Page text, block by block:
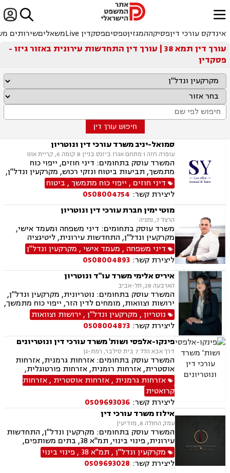

ﱐ
אינדקס עורכי דיןפסיקההמגזיןטפסיםפסקדין Live משאליםשירותים
עורך דין תמא 38 | עורך דין התחדשות עירונית באזור גיזו -
פסקדין
חיפוש עורך דין
סמואל-יניב משרד עורכי דין ונוטריון
עופרה חזה 1 מתחם אגרו ביזנס בניין B קומה 6, קריית אונו
המשרד עוסק בתחומים: דיני חוזים, ייפוי כוח
מתמשך, תביעות ביטוח ונזקי רכוש, מקרקעין ונדל"ן,
תמ"א 38, לשון הרע, ירושות וצוואות, מושבים
וקיבוצים, קבוצות רכישה, ליקוי בניה, פינוי בינוי,
פינוי מושכר, עסקאות מכר דירה, מגרשים לבניה,
נחלות ומשקים במושבים, רשות מקרקעי ישראל,
העברה בין דורית, בן ממשיך, נזקי גוף ותאונות,
תאונות דרכים, תאונות עבודה, תאונות תלמידים,
אובדן כושר עבודה, תאונות עקב רשלנות.
דיני חוזים , ייפוי כוח מתמשך, ביטוח
ליצירת קשר: 0508004754
מוטי ימין חברת עורכי דין ונוטריון
הרצל 7, נתניה
משרד עוסק בתחומים: דיני משפחה ומעמד אישי,
מקרקעין ונדל"ן, התחדשות עירונית, ליטיגציה
אזרחית-מסחרית, סכסוכים חוזיים, סכסוכים כספיים,
דיני חברות, ירושות וצוואות, ייפוי כוח מתמשך,
גישור.
דיני משפחה , מעמד אישי, מקרקעין ונדל"ן
ליצירת קשר: 0508004893
איריס אלימי משרד עו"ד ונוטריון
הארבעה 28, תל-אביב
המשרד עוסק בתחומים: נוטריונית, מקרקעין ונדל"ן,
ירושות וצוואות, מומחים לדין הזר, ייפוי כוח מתמשך,
מיסים, תמ"א 38, אזרחות זרה ודרכון זר.
נוטריון, מקרקעין ונדל"ן, ירושות וצוואות
ליצירת קשר: 0508004873
פינקו-אלפסי ושות' משרד עורכי דין ונוטריונים
דרך אבא הלל 7 בית סילבר, רמת-גן
המשרד עוסק בתחומים: אזרחות גרמנית, אזרחות
אוסטרית, אזרחות רומנית, אזרחות פורטוגלית,
אזרחות מרוקאית, אזרחות קרואטית, אזרחות
ספרדית, אזרחות צ'כית, ייפוי כוח מתמשך, נוטריון,
ירושות וצוואות, תמ"א 38
אזרחות גרמנית ,אזרחות אוסטרית ,אזרחות
קרואטית
ליצירת קשר: 0509693036
אילוז משרד עורכי דין
עמק החולה 8, מודיעין
המשרד עוסק בתחומים: מקרקעין ונדל"ן, התחדשות
עירונית, פינוי בינוי, תמ"א 38, בתים משותפים,
מגרשים לבנייה, עסקאות מכר דירה
מקרקעין ונדל"ן, תמ"א 38 , פינוי בינוי
ליצירת קשר: 0509693028